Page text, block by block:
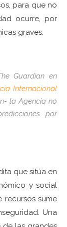
para que no
ocurre, por
graves.
Guardian en
Internacional
la Agencia no
por
que sitúa en
y social
recursos sume
Una